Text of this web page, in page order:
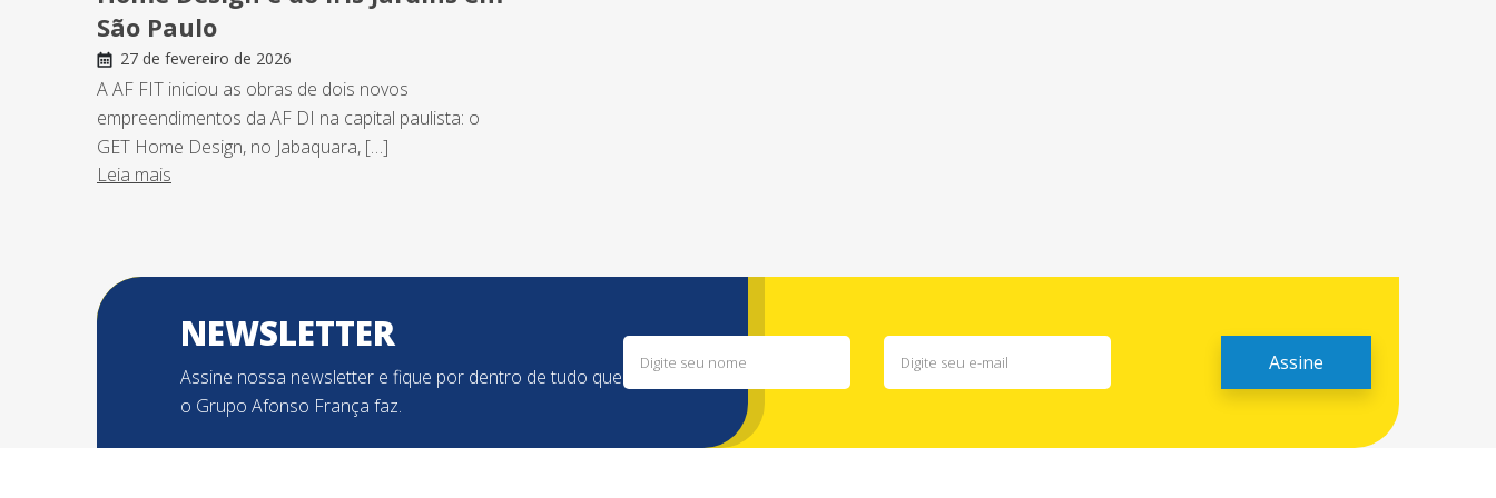
São Paulo
27 de fevereiro de 2026
A AF FIT iniciou as obras de dois novos
empreendimentos da AF DI na capital paulista: o
GET Home Design, no Jabaquara, […]
Leia mais
NEWSLETTER
Assine nossa newsletter e fique por dentro de tudo que
o Grupo Afonso França faz.